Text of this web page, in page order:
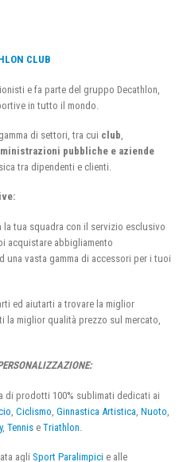
CLUB
e fa parte del gruppo Decathlon,
in tutto il mondo.
di settori, tra cui club
pubbliche e aziende
tra dipendenti e clienti.
la tua squadra con il servizio esclusivo
acquistare abbigliamento
vasta gamma di accessori per i tuoi
ed aiutarti a trovare la miglior
miglior qualità prezzo sul mercato,
di prodotti 100% sublimati dedicati ai
Ciclismo Ginnastica Artistica Nuoto
, Tennis e Triathlon
agli Sport Paralimpici e alle